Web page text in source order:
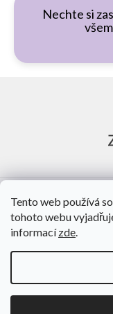
Tento web používá
tohoto webu
informacízde.
Nechte si
O nás